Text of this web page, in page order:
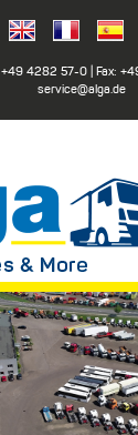
+49 4282 57-0| Fax:
service@alga.de